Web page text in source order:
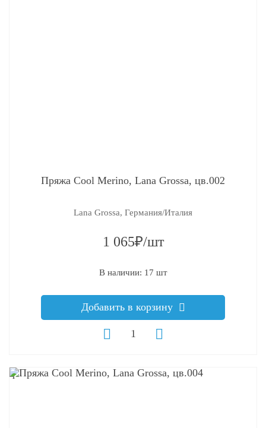
Пряжа Cool Merino, Lana Grossa, цв.002
Lana Grossa, Германия/Италия
1 065₽/шт
В наличии: 17 шт
Добавить в корзину
q